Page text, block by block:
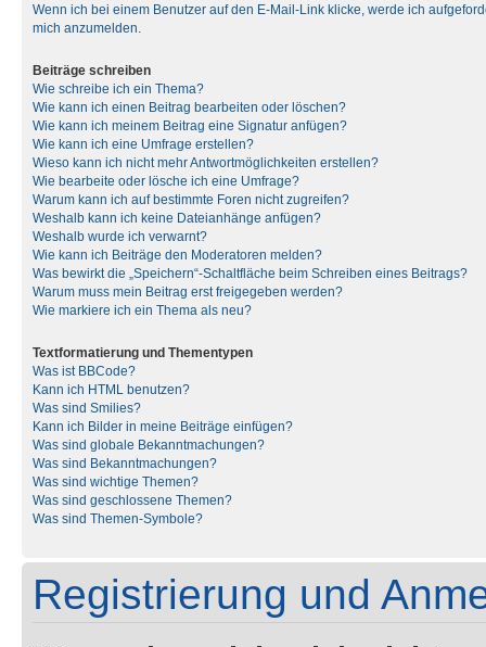
Wenn ich bei einem Benutzer auf den E-Mail-Link klicke, werde ich
mich anzumelden.
Beiträge schreiben
Wie schreibe ich ein Thema?
Wie kann ich einen Beitrag bearbeiten oder löschen?
Wie kann ich meinem Beitrag eine Signatur anfügen?
Wie kann ich eine Umfrage erstellen?
Wieso kann ich nicht mehr Antwortmöglichkeiten erstellen?
Wie bearbeite oder lösche ich eine Umfrage?
Warum kann ich auf bestimmte Foren nicht zugreifen?
Weshalb kann ich keine Dateianhänge anfügen?
Weshalb wurde ich verwarnt?
Wie kann ich Beiträge den Moderatoren melden?
Was bewirkt die „Speichern“-Schaltfläche beim Schreiben eines Beitrags?
Warum muss mein Beitrag erst freigegeben werden?
Wie markiere ich ein Thema als neu?
Textformatierung und Thementypen
Was ist BBCode?
Kann ich HTML benutzen?
Was sind Smilies?
Kann ich Bilder in meine Beiträge einfügen?
Was sind globale Bekanntmachungen?
Was sind Bekanntmachungen?
Was sind wichtige Themen?
Was sind geschlossene Themen?
Was sind Themen-Symbole?
Registrierung und